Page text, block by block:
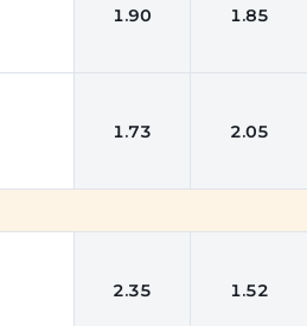
1.90 1.85
1.73 2.05
2.35 1.52